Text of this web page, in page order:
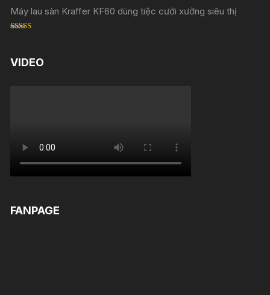
Máy lau sàn Kraffer KF60 dùng tiệc cưới xưởng siêu thị
VIDEO
FANPAGE